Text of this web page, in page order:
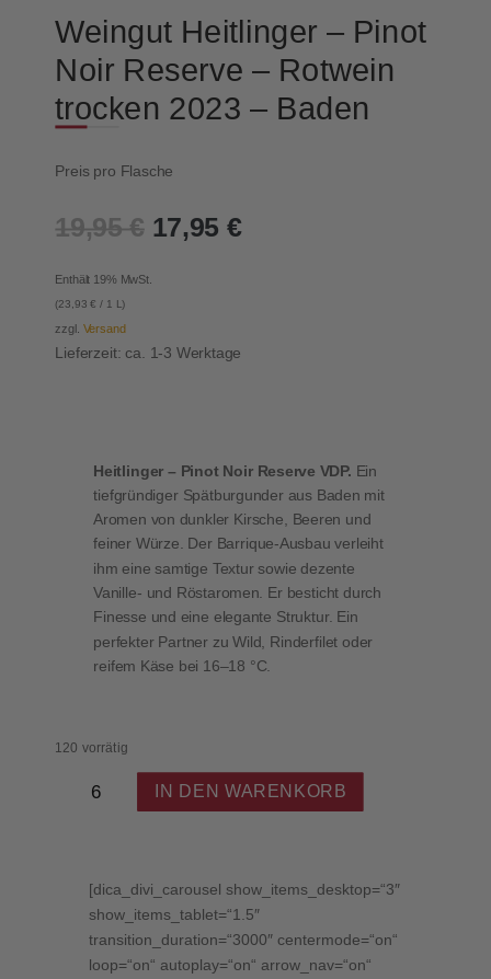
Weingut Heitlinger – Pinot
Noir Reserve – Rotwein
trocken 2023 – Baden
Preis pro Flasche
19,95€ 17,95 €
Enthält 19% MwSt.
(23,93€ / 1 L)
zzgl. Versand
Lieferzeit: ca. 1-3 Werktage
Heitlinger – Pinot Noir Reserve VDP. Ein
tiefgründiger Spätburgunder aus Baden mit
Aromen von dunkler Kirsche, Beeren und
feiner Würze. Der Barrique-Ausbau verleiht
ihm eine samtige Textur sowie dezente
Vanille- und Röstaromen. Er besticht durch
Finesse und eine elegante Struktur. Ein
perfekter Partner zu Wild, Rinderfilet oder
reifem Käse bei 16–18 °C.
120 vorrätig
Heitlinger
Reserve
Rotwein
trocken
IN DEN WARENKORB
[dica_divi_carousel show_items_desktop=“3″
show_items_tablet=“1.5″
transition_duration=“3000″ centermode=“on“
loop=“on“ autoplay=“on“ arrow_nav=“on“